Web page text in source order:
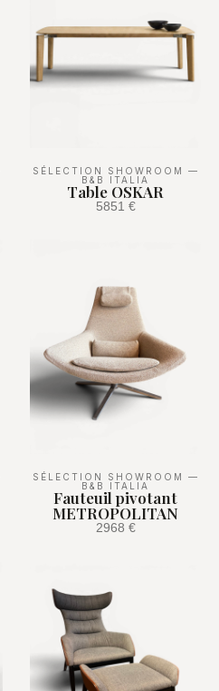
SÉLECTION SHOWROOM
—
B&B ITALIA
Table OSKAR
5851 €
SÉLECTION SHOWROOM
—
B&B ITALIA
Fauteuil pivotant
METROPOLITAN
2968 €